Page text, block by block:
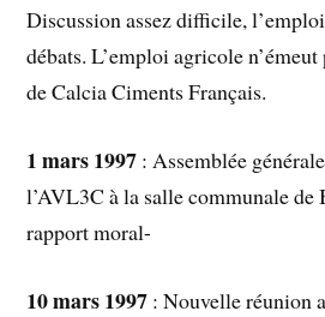
Discussion assez difficile,
débats. L’emploi agricole
de Calcia Ciments Français.
1 mars 1997 : Assemblée
l’AVL3C à la salle communale de
rapport moral-
10 mars 1997 : Nouvelle réunion